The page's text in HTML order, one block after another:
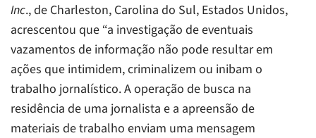
Inc., de Charleston, Carolina do Sul, Estados Unidos,
acrescentou que “a investigação de eventuais
vazamentos de informação não pode resultar em
ações que intimidem, criminalizem ou inibam o
trabalho jornalístico. A operação de busca na
residência de uma jornalista e a apreensão de
materiais de trabalho enviam uma mensagem